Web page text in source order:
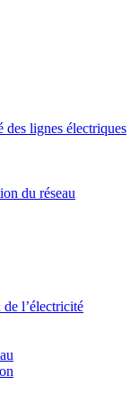
lignes électriques
du réseau
l’électricité